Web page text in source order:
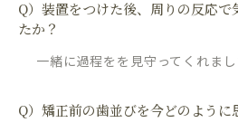
Q）装置をつけた後、周りの反応で
たか？
一緒に過程をを見守ってくれまし
Q）矯正前の歯並びを今どのように